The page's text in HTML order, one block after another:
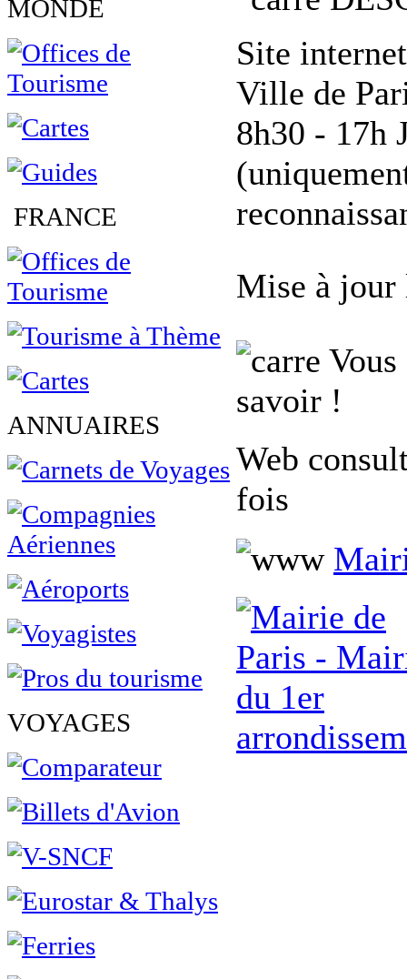
MONDE
FRANCE
ANNUAIRES
VOYAGES
Site
Ville de
8h30 - 17h
Mise à jour
savoir !
Web
fois